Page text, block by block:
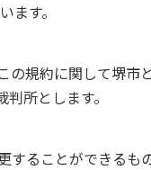
す。
の規約に関して堺市
所とします。
することができるも